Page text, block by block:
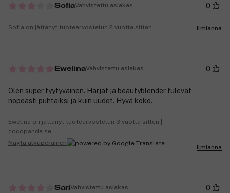
SofiaVahvistettu asiakas 0
Sofia on jättänyt tuotearvostelun 2 vuotta sitten Ilmianna
EwelinaVahvistettu asiakas 0
Olen super tyytyväinen. Harjat ja beautyblender tulevat
nopeasti puhtaiksi ja kuin uudet. Hyvä koko.
Ewelina on jättänyt tuotearvostelun 3 vuotta sitten |
cocopanda.se
Näytä alkuperäinen
Ilmianna
SariVahvistettu asiakas 0